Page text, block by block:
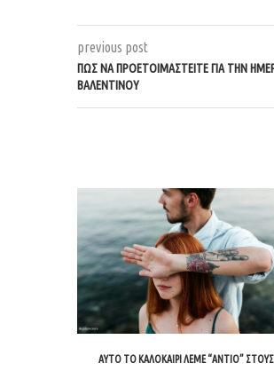
previous post
ΠΏΣ ΝΑ ΠΡΟΕΤΟΙΜΑΣΤΕΊΤΕ ΓΙΑ ΤΗΝ
ΒΑΛΕΝΤΊΝΟΥ
ΑΥΤΌ ΤΟ ΚΑΛΟΚΑΊΡΙ ΛΈΜΕ “ΑΝΤΙΟ” ΣΤΟΥΣ